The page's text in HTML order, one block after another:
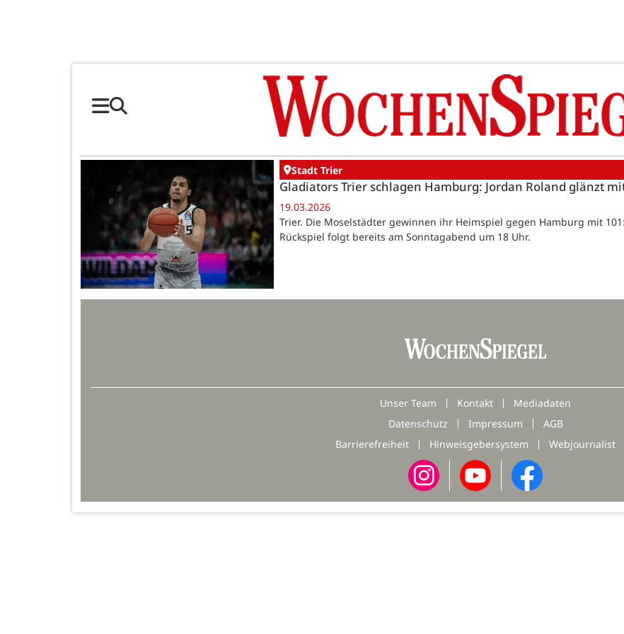
Stadt Trier
Gladiators Trier schlagen Hamburg: Jordan Roland glänzt
19.03.2026
Trier. Die Moselstädter gewinnen ihr Heimspiel gegen Hamburg mit
Rückspiel folgt bereits am Sonntagabend um 18 Uhr.
Unser Team Kontakt
Mediadaten
Datenschutz
Impressum
AGB
Barrierefreiheit
Hinweisgebersystem Webjournalist